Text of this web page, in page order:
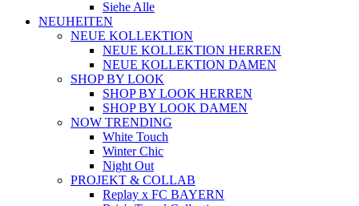
Siehe Alle
NEUHEITEN
NEUE KOLLEKTION
NEUE KOLLEKTION HERREN
NEUE KOLLEKTION DAMEN
SHOP BY LOOK
SHOP BY LOOK HERREN
SHOP BY LOOK DAMEN
NOW TRENDING
White Touch
Winter Chic
Night Out
PROJEKT & COLLAB
Replay x FC BAYERN